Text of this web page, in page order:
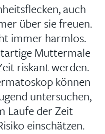
auch
über sie freuen.
immer harmlos.
Muttermale
riskant werden.
können
untersuchen,
Laufe der Zeit
einschätzen.